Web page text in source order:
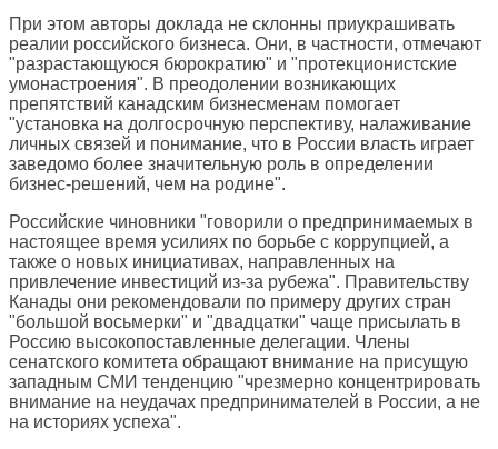
При этом авторы доклада не склонны приукрашивать
реалии российского бизнеса. Они, в частности, отмечают
"разрастающуюся бюрократию" и "протекционистские
умонастроения". В преодолении возникающих
препятствий канадским бизнесменам помогает
"установка на долгосрочную перспективу, налаживание
личных связей и понимание, что в России власть играет
заведомо более значительную роль в определении
бизнес-решений, чем на родине".
Российские чиновники "говорили о предпринимаемых в
настоящее время усилиях по борьбе с коррупцией, а
также о новых инициативах, направленных на
привлечение инвестиций из-за рубежа". Правительству
Канады они рекомендовали по примеру других стран
"большой восьмерки" и "двадцатки" чаще присылать в
Россию высокопоставленные делегации. Члены
сенатского комитета обращают внимание на присущую
западным СМИ тенденцию "чрезмерно концентрировать
внимание на неудачах предпринимателей в России, а не
на историях успеха".